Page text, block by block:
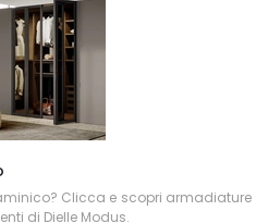
Clicca e scopri armadiature
di Dielle Modus.